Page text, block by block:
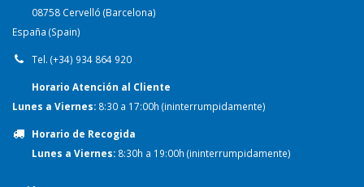
08758 Cervelló (Barcelona)
España (Spain)
Tel. (+34) 934 864 920
Horario Atención al Cliente
Lunes a Viernes: 8:30 a 17:00h (ininterrumpidamente)
Horario de Recogida
Lunes a Viernes: 8:30h a 19:00h (ininterrumpidamente)